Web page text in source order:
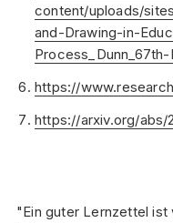
content/uploads/
and-Drawing-in-
https://
https://arxiv.org/abs/
"Ein guter Lernzettel